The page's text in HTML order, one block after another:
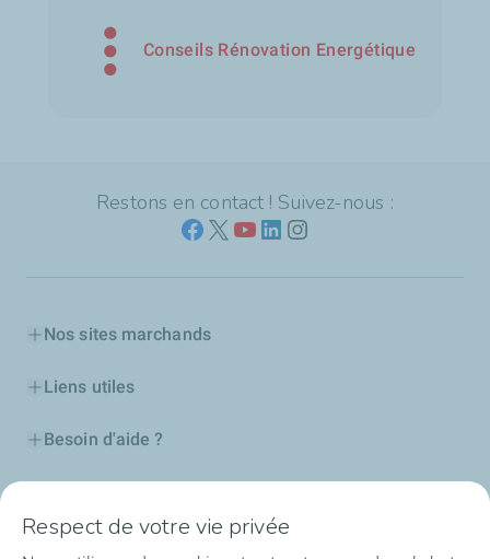
Conseils Rénovation Energétique
Restons en contact ! Suivez-nous :
Nos sites marchands
Liens utiles
Besoin d'aide ?
Certificats d'économies d'énergie
Respect de votre vie privée